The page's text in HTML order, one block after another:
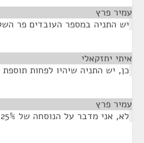
עמיר פרץ
יש התניה במספר העובדים פר
איתי יחזקאלי
כן, יש התניה שיהיו לפחות תוספת של 400
עמיר פרץ
לא, אני מדבר על הנוסחה של 25% יצוא.